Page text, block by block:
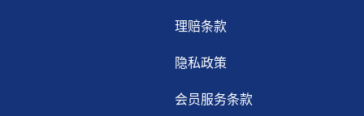
理赔条款
隐私政策
会员服务条款